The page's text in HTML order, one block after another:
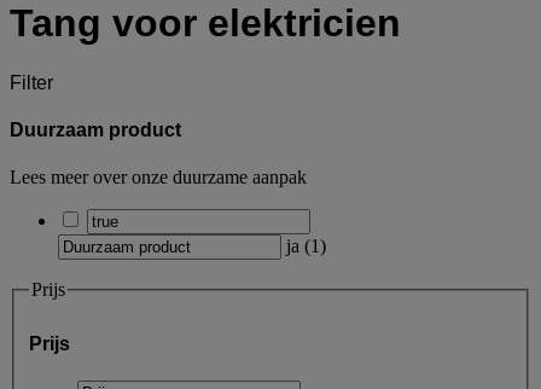
Tang voor elektricien
Filter
Duurzaam product
Lees meer over onze duurzame aanpak
ja (1)
Prijs
Prijs